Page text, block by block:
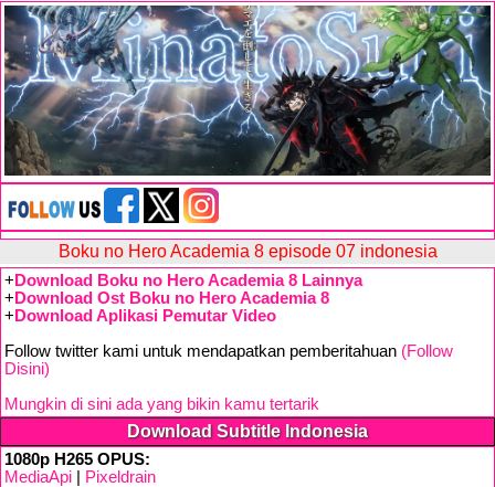
Boku no Hero Academia 8 episode 07 indonesia
+ Download Boku no Hero Academia 8 Lainnya
+ Download Ost Boku no Hero Academia 8
+ Download Aplikasi Pemutar Video
Follow twitter kami untuk mendapatkan pemberitahuan (Follow
Disini)
Mungkin di sini ada yang bikin kamu tertarik
Download Subtitle Indonesia
1080p H265 OPUS:
MediaApi
Pixeldrain